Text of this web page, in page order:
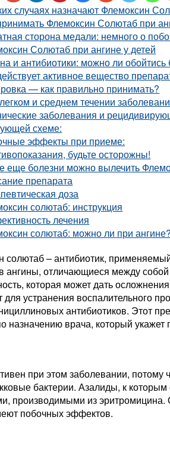
случаях назначают Флемоксин
Флемоксин Солютаб при
сторона медали: немного о
Солютаб при ангине у детей
и антибиотики: можно ли обойтись
активное вещество
— как правильно принимать?
и среднем течении
заболевания и
схеме:
эффекты при приеме:
будьте осторожны!
еще болезни можно вылечить
препарата
доза
солютаб: инструкция
лечения
солютаб: можно ли при ангине?
солютаб – антибиотик,
ангины, отличающиеся между
которая может дать
для устранения воспалительного
антибиотиков. Этот
назначению врача, который укажет
при этом заболевании, потому
бактерии. Азалиды, к
производимыми из
побочных эффектов.